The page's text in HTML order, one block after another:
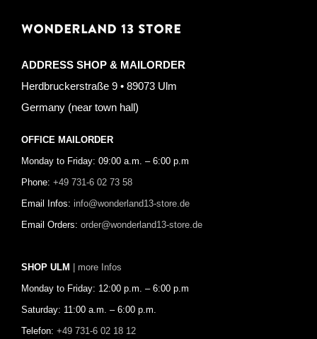
WONDERLAND 13 STORE
ADDRESS SHOP & MAILORDER
Herdbruckerstraße 9 • 89073 Ulm
Germany (near town hall)
OFFICE MAILORDER
Monday to Friday: 09:00 a.m. – 6:00 p.m
Phone: +49 731-6 02 73 58
Email Infos: info@wonderland13-store.de
Email Orders: order@wonderland13-store.de
SHOP ULM | more Infos
Monday to Friday: 12:00 p.m. – 6:00 p.m
Saturday: 11:00 a.m. – 6:00 p.m.
Telefon: +49 731-6 02 18 12